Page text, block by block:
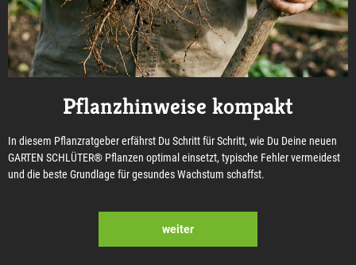
Pflanzhinweise kompakt
In diesem Pflanzratgeber erfährst Du Schritt für Schritt, wie Du Deine neuen
GARTEN SCHLÜTER® Pflanzen optimal einsetzt, typische Fehler vermeidest
und die beste Grundlage für gesundes Wachstum schaffst.
weiter